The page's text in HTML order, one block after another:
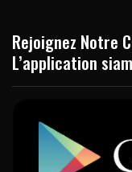
Rejoignez Notre
L’application